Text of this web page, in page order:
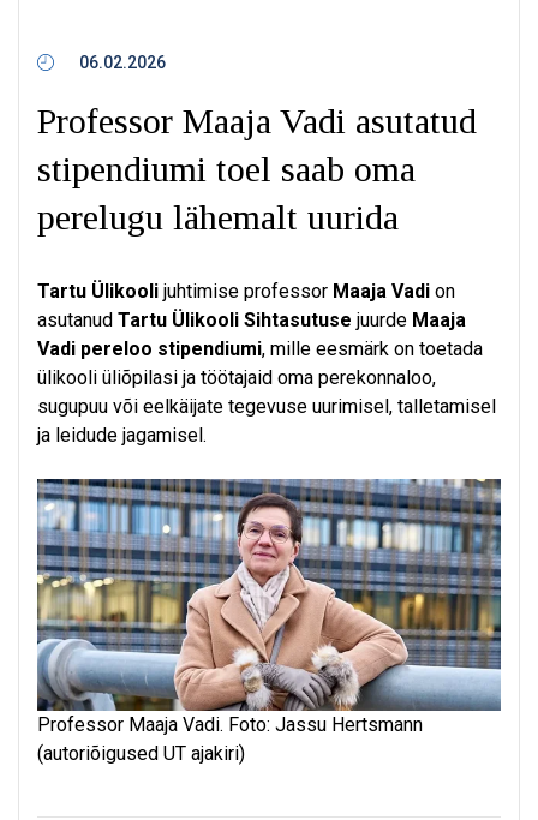
06.02.2026
Professor Maaja Vadi asutatud
stipendiumi toel saab oma
perelugu lähemalt uurida
Tartu Ülikooli juhtimise professor Maaja Vadi on
asutanud Tartu Ülikooli Sihtasutuse juurde Maaja
Vadi pereloo stipendiumi, mille eesmärk on toetada
ülikooli üliõpilasi ja töötajaid oma perekonnaloo,
sugupuu või eelkäijate tegevuse uurimisel, talletamisel
ja leidude jagamisel.
Professor Maaja Vadi. Foto: Jassu Hertsmann
(autoriõigused UT ajakiri)